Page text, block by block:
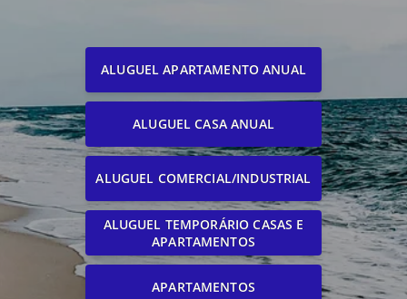
ALUGUEL APARTAMENTO ANUAL
ALUGUEL CASA ANUAL
ALUGUEL COMERCIAL/INDUSTRIAL
ALUGUEL TEMPORÁRIO CASAS E
APARTAMENTOS
APARTAMENTOS